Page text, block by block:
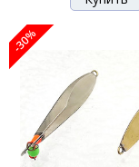
-30%